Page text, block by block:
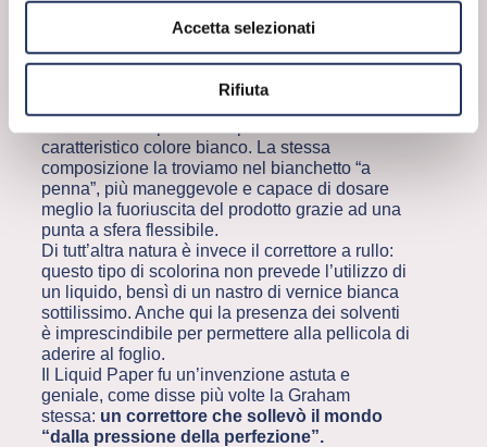
Accetta selezionati
Rifiuta
Graham: si tratta di una boccetta contenente il
un pennello. La base della miscela è composta
da un solvente, che permette una rapida
caratteristico colore bianco. La stessa
composizione la troviamo nel bianchetto “a
penna”, più maneggevole e capace di dosare
meglio la fuoriuscita del prodotto grazie ad una
punta a sfera flessibile.
Di tutt’altra natura è invece il correttore a rullo:
questo tipo di scolorina non prevede l’utilizzo di
un liquido, bensì di un nastro di vernice bianca
sottilissimo. Anche qui la presenza dei solventi
è imprescindibile per permettere alla pellicola di
aderire al foglio.
Il Liquid Paper fu un’invenzione astuta e
geniale, come disse più volte la Graham
stessa: un correttore che sollevò il mondo
“dalla pressione della perfezione”.